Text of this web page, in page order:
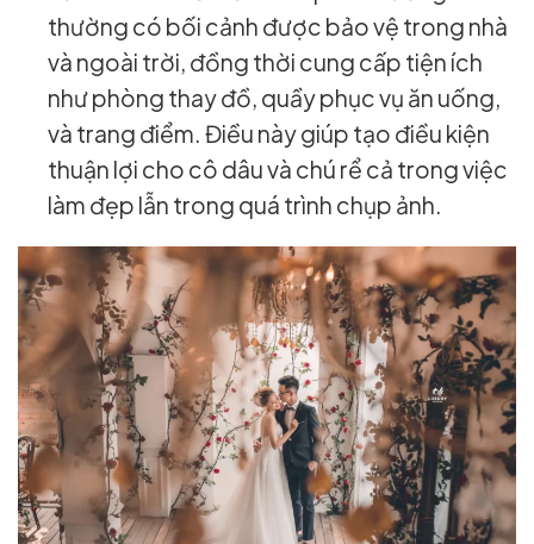
thường có bối cảnh được bảo vệ trong nhà
và ngoài trời, đồng thời cung cấp tiện ích
như phòng thay đồ, quầy phục vụ ăn uống,
và trang điểm. Điều này giúp tạo điều kiện
thuận lợi cho cô dâu và chú rể cả trong việc
làm đẹp lẫn trong quá trình chụp ảnh.